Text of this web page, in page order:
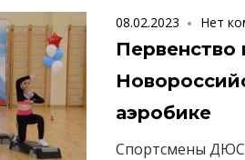
08.02.2023 Нет
Первенство
аэробике
Спортсмены